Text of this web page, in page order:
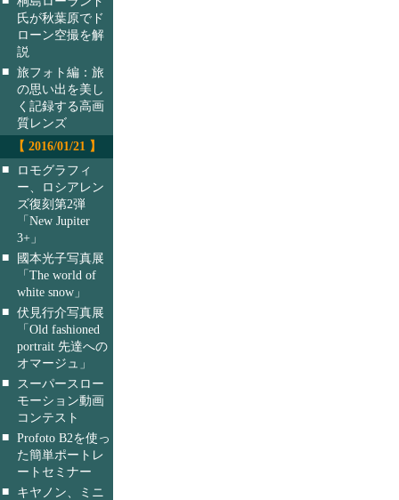
氏が秋葉原でド
ローン空撮を解
説
■ 旅フォト編：旅
の思い出を美し
く記録する高画
質レンズ
【 2016/01/21 】
■
ロモグラフィ
ー、ロシアレン
ズ復刻第2弾
「New Jupiter
3+」
■
國本光子写真展
「The world of
white snow」
■ 伏見行介写真展
「Old fashioned
portrait 先達への
オマージュ」
■
スーパースロー
モーション動画
コンテスト
■ Profoto B2を使っ
た簡単ポートレ
ートセミナー
■
キヤノン、ミニ